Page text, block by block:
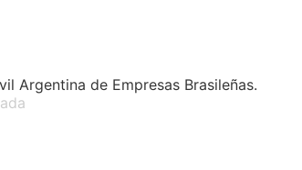
Argentina de Empresas Brasileñas.